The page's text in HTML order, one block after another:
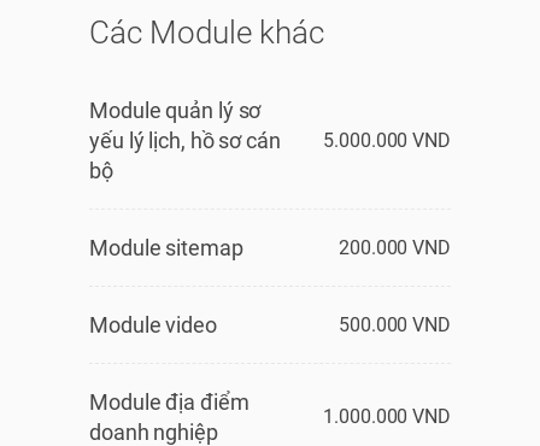
Các Module khác
Module quản lý sơ
yếu lý lịch, hồ sơ cán
bộ
5.000.000 VND
Module sitemap 200.000 VND
Module video 500.000 VND
Module địa điểm
doanh nghiệp
1.000.000 VND